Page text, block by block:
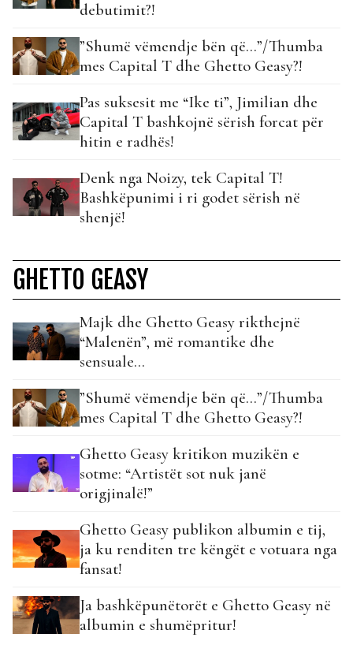
debutimit?!
”Shumë vëmendje bën që…”/Thumba
mes Capital T dhe Ghetto Geasy?!
Pas suksesit me “Ike ti”, Jimilian dhe
Capital T bashkojnë sërish forcat për
hitin e radhës!
Denk nga Noizy, tek Capital T!
Bashkëpunimi i ri godet sërish në
shenjë!
GHETTO GEASY
Majk dhe Ghetto Geasy rikthejnë
“Malenën”, më romantike dhe
sensuale…
”Shumë vëmendje bën që…”/Thumba
mes Capital T dhe Ghetto Geasy?!
Ghetto Geasy kritikon muzikën e
sotme: “Artistët sot nuk janë
origjinalë!”
Ghetto Geasy publikon albumin e tij,
ja ku renditen tre këngët e votuara nga
fansat!
Ja bashkëpunëtorët e Ghetto Geasy në
albumin e shumëpritur!